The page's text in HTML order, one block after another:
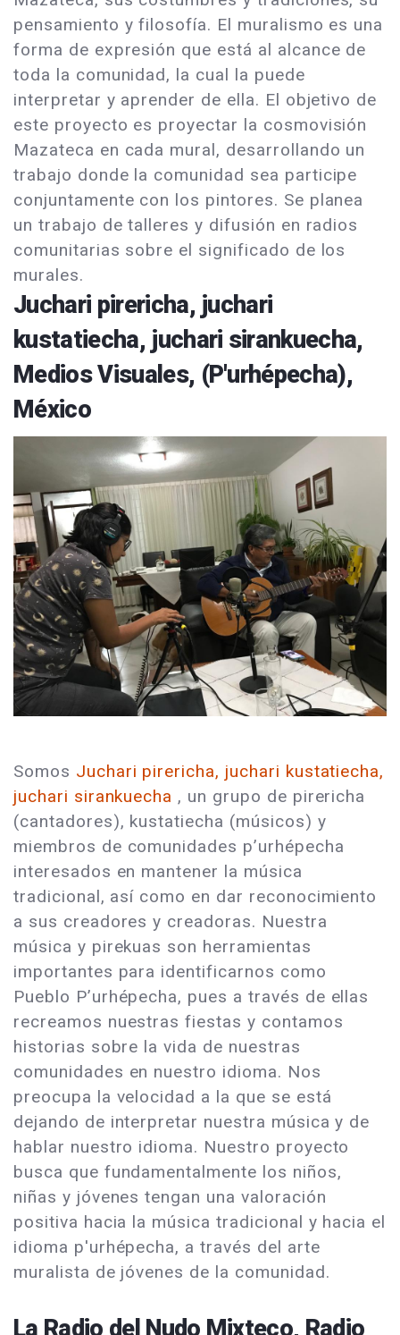
pensamiento y filosofía. El muralismo es una
forma de expresión que está al alcance de
toda la comunidad, la cual la puede
interpretar y aprender de ella. El objetivo de
este proyecto es proyectar la cosmovisión
Mazateca en cada mural, desarrollando un
trabajo donde la comunidad sea participe
conjuntamente con los pintores. Se planea
un trabajo de talleres y difusión en radios
comunitarias sobre el significado de los
murales.
Juchari pirericha, juchari
kustatiecha, juchari sirankuecha,
Medios Visuales, (P'urhépecha),
México
Somos Juchari pirericha, juchari kustatiecha,
juchari sirankuecha , un grupo de pirericha
(cantadores), kustatiecha (músicos) y
miembros de comunidades p’urhépecha
interesados en mantener la música
tradicional, así como en dar reconocimiento
a sus creadores y creadoras. Nuestra
música y pirekuas son herramientas
importantes para identificarnos como
Pueblo P’urhépecha, pues a través de ellas
recreamos nuestras fiestas y contamos
historias sobre la vida de nuestras
comunidades en nuestro idioma. Nos
preocupa la velocidad a la que se está
dejando de interpretar nuestra música y de
hablar nuestro idioma. Nuestro proyecto
busca que fundamentalmente los niños,
niñas y jóvenes tengan una valoración
positiva hacia la música tradicional y hacia el
idioma p'urhépecha, a través del arte
muralista de jóvenes de la comunidad.
La Radio del Nudo Mixteco, Radio